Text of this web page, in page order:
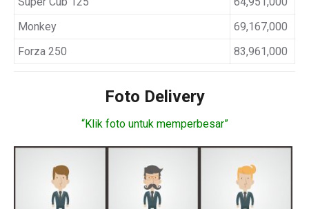
Monkey
69,167,000
Forza 250
83,961,000
Foto Delivery
“Klik foto untuk memperbesar”